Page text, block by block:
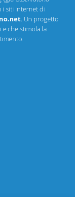
i siti internet di
. Un progetto
e che stimola la